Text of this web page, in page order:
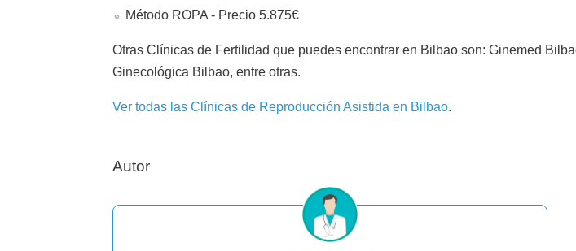
Método ROPA - Precio 5.875€
Otras Clínicas de Fertilidad que puedes encontrar en Bilbao son: Ginemed
Ginecológica Bilbao, entre otras.
Ver todas las Clínicas de Reproducción Asistida en Bilbao.
Autor